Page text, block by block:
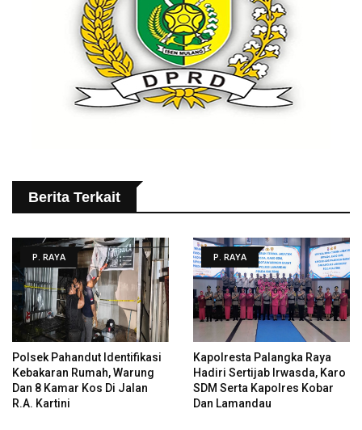
Berita Terkait
P. RAYA
Polsek Pahandut Identifikasi
Kebakaran Rumah, Warung
Dan 8 Kamar Kos Di Jalan
R.A. Kartini
P. RAYA
Kapolresta Palangka Raya
Hadiri Sertijab Irwasda, Karo
SDM Serta Kapolres Kobar
Dan Lamandau